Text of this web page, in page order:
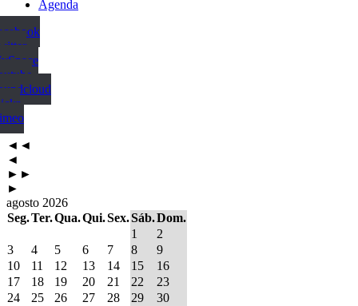
Agenda
◄◄
◄
►►
►
agosto 2026
Seg.Ter.Qua.Qui.Sex.Sáb.Dom.
1
2
3
4 5 6 7 8
9
10
11 12 13 14 15
16
17
18 19 20 21 22
23
24
25 26 27 28 29
30